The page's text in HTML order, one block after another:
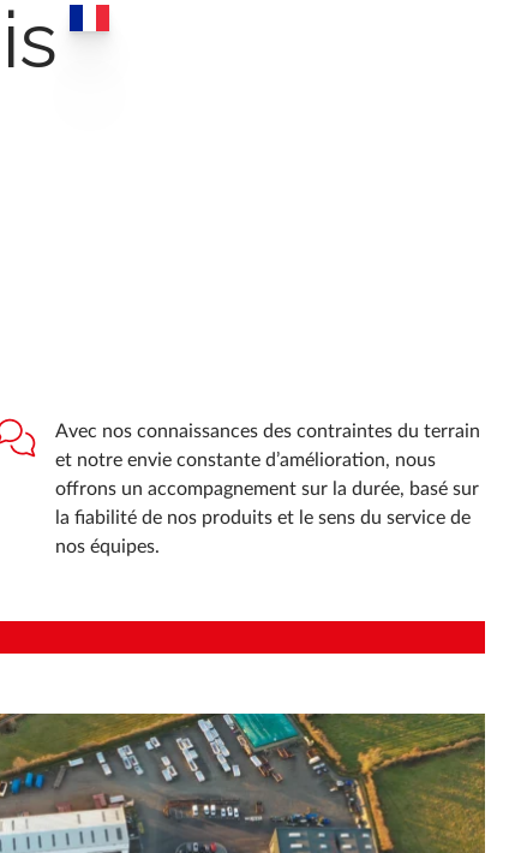
Avec nos connaissances des contraintes du terrain
et notre envie constante d’amélioration, nous
offrons un accompagnement sur la durée, basé sur
la fiabilité de nos produits et le sens du service de
nos équipes.